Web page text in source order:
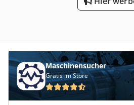
GPS MBUX 7" - Multimediasystem
Regensensor - 1+2 Sitze - Kamera -
3500 kg !!!!! -
21 % MwSt. = 38.720 € Das
geprüft und mit einem Car-Pass-
Maschinensucher
Gratis im Store